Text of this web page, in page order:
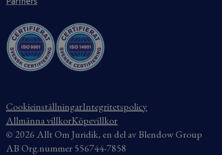
CookieinställningarIntegritetspolicy
Allmänna villkorKöpevillkor
© 2026 Allt Om Juridik, en del av Blendow Group
AB Org.nummer 556744-7858